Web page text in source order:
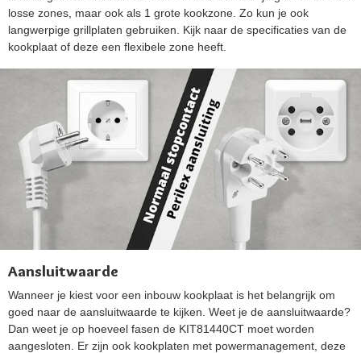
losse zones, maar ook als 1 grote kookzone. Zo kun je ook
langwerpige grillplaten gebruiken. Kijk naar de specificaties van de
kookplaat of deze een flexibele zone heeft.
Aansluitwaarde
Wanneer je kiest voor een inbouw kookplaat is het belangrijk om
goed naar de aansluitwaarde te kijken. Weet je de aansluitwaarde?
Dan weet je op hoeveel fasen de KIT81440CT moet worden
aangesloten. Er zijn ook kookplaten met powermanagement, deze